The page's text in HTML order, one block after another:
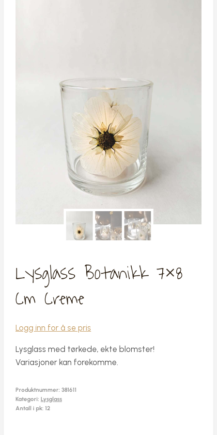
Lysglass Botanikk 7×8
Cm Creme
Logg inn for å se pris
Lysglass med tørkede, ekte blomster!
Variasjoner kan forekomme.
Produktnummer: 381611
Kategori: Lysglass
Antall i pk: 12